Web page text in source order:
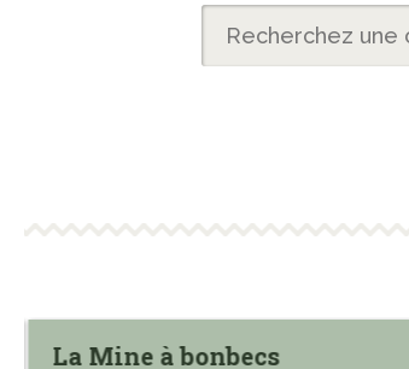
La Mine à bonbecs